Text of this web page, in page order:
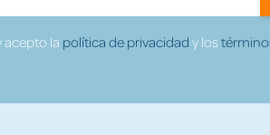
acepto la política de privacidad y los